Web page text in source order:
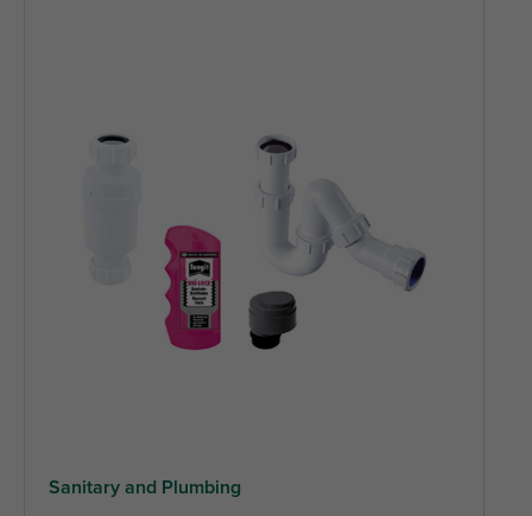
Sanitary and Plumbing